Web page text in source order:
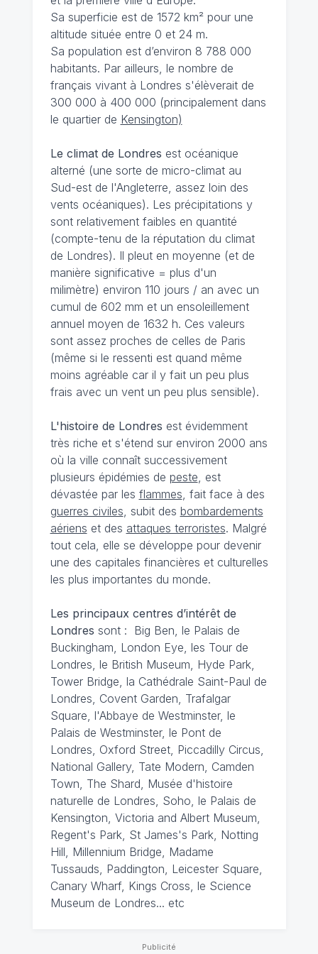
Sa superficie est de 1572 km² pour une
altitude située entre 0 et 24 m.
Sa population est d’environ 8 788 000
habitants. Par ailleurs, le nombre de
français vivant à Londres s'élèverait de
300 000 à 400 000 (principalement dans
le quartier de Kensington)
Le climat de Londres est océanique
alterné (une sorte de micro-climat au
Sud-est de l'Angleterre, assez loin des
vents océaniques). Les précipitations y
sont relativement faibles en quantité
(compte-tenu de la réputation du climat
de Londres). Il pleut en moyenne (et de
manière significative = plus d'un
milimètre) environ 110 jours / an avec un
cumul de 602 mm et un ensoleillement
annuel moyen de 1632 h. Ces valeurs
sont assez proches de celles de Paris
(même si le ressenti est quand même
moins agréable car il y fait un peu plus
frais avec un vent un peu plus sensible).
L'histoire de Londres est évidemment
très riche et s'étend sur environ 2000 ans
où la ville connaît successivement
plusieurs épidémies de peste , est
dévastée par les flammes , fait face à des
guerres civiles , subit des bombardements
aériens et des attaques terroristes. Malgré
tout cela, elle se développe pour devenir
une des capitales financières et culturelles
les plus importantes du monde.
Les principaux centres d’intérêt de
Londres sont : Big Ben, le Palais de
Buckingham, London Eye, les Tour de
Londres, le British Museum, Hyde Park,
Tower Bridge, la Cathédrale Saint-Paul de
Londres, Covent Garden, Trafalgar
Square, l'Abbaye de Westminster, le
Palais de Westminster, le Pont de
Londres, Oxford Street, Piccadilly Circus,
National Gallery, Tate Modern, Camden
Town, The Shard, Musée d'histoire
naturelle de Londres, Soho, le Palais de
Kensington, Victoria and Albert Museum,
Regent's Park, St James's Park, Notting
Hill, Millennium Bridge, Madame
Tussauds, Paddington, Leicester Square,
Canary Wharf, Kings Cross, le Science
Museum de Londres... etc